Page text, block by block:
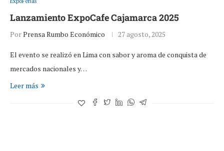
Lanzamiento ExpoCafe Cajamarca 2025
PorPrensa Rumbo Económico 27 agosto, 2025
El evento se realizó en Lima con sabor y aroma de conquista de
mercados nacionales y…
Leer más